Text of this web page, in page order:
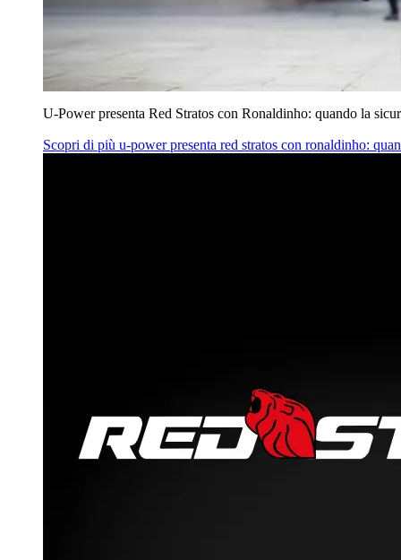
U‑Power presenta Red Stratos con Ronaldinho: quando la
Scopri di più u‑power presenta red stratos con ronaldinho: